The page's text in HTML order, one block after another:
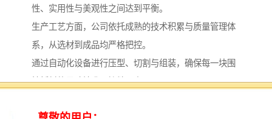
性、实用性与美观性之间达到平衡。
生产工艺方面，公司依托成熟的技术积累与质量管理体
系，从选材到成品均严格把控。
通过自动化设备进行压型、切割与组装，确保每一块围
挡板材的尺寸精准、接缝严密。